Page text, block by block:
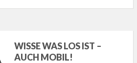
WISSE WAS LOS IST –
AUCH MOBIL!